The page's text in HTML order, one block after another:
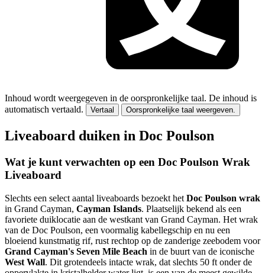
Inhoud wordt weergegeven in de oorspronkelijke taal. De inhoud is
automatisch vertaald.
Vertaal Oorspronkelijke taal weergeven.
Liveaboard duiken in Doc Poulson
Wat je kunt verwachten op een Doc Poulson Wrak
Liveaboard
Slechts een select aantal liveaboards bezoekt het Doc Poulson wrak
in Grand Cayman, Cayman Islands. Plaatselijk bekend als een
favoriete duiklocatie aan de westkant van Grand Cayman. Het wrak
van de Doc Poulson, een voormalig kabellegschip en nu een
bloeiend kunstmatig rif, rust rechtop op de zanderige zeebodem voor
Grand Cayman's Seven Mile Beach in de buurt van de iconische
West Wall. Dit grotendeels intacte wrak, dat slechts 50 ft onder de